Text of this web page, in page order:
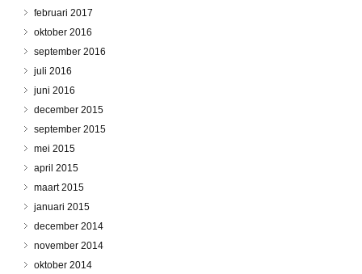
februari 2017
oktober 2016
september 2016
juli 2016
juni 2016
december 2015
september 2015
mei 2015
april 2015
maart 2015
januari 2015
december 2014
november 2014
oktober 2014